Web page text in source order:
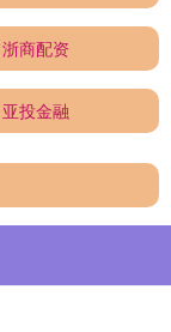
浙商配资
亚投金融